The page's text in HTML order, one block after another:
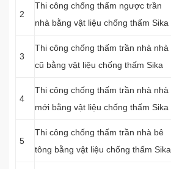
2
Thi công chống thấm ngược trần
nhà bằng vật liệu chống thấm Sika
3
Thi công chống thấm trần nhà nhà
cũ bằng vật liệu chống thấm Sika
4
Thi công chống thấm trần nhà nhà
mới bằng vật liệu chống thấm Sika
5
Thi công chống thấm trần nhà bê
tông bằng vật liệu chống thấm Sika